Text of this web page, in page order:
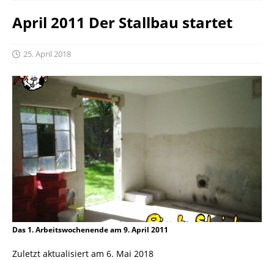
April 2011 Der Stallbau startet
25. April 2018
Das 1. Arbeitswochenende am 9. April 2011
Zuletzt aktualisiert am 6. Mai 2018